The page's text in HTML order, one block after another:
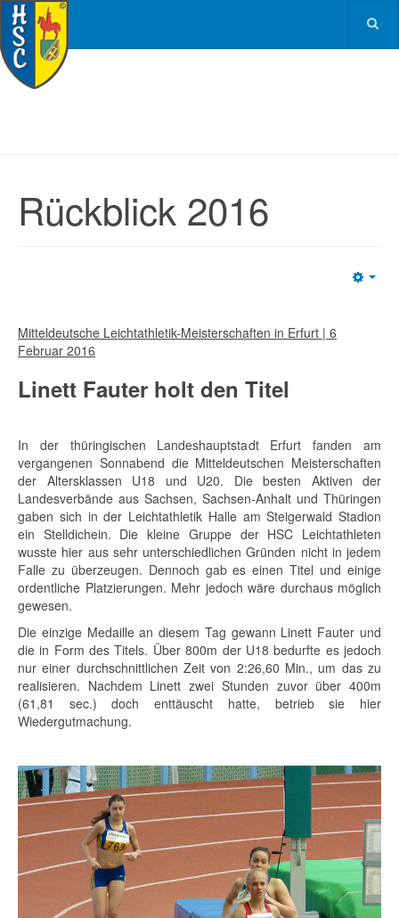
Rückblick 2016
Mitteldeutsche Leichtathletik-Meisterschaften in Erfurt | 6
Februar 2016
Linett Fauter holt den Titel
In der thüringischen Landeshauptstadt Erfurt fanden am
vergangenen Sonnabend die Mitteldeutschen Meisterschaften
der Altersklassen U18 und U20. Die besten Aktiven der
Landesverbände aus Sachsen, Sachsen-Anhalt und Thüringen
gaben sich in der Leichtathletik Halle am Steigerwald Stadion
ein Stelldichein. Die kleine Gruppe der HSC Leichtathleten
wusste hier aus sehr unterschiedlichen Gründen nicht in jedem
Falle zu überzeugen. Dennoch gab es einen Titel und einige
ordentliche Platzierungen. Mehr jedoch wäre durchaus möglich
gewesen.
Die einzige Medaille an diesem Tag gewann Linett Fauter und
die in Form des Titels. Über 800m der U18 bedurfte es jedoch
nur einer durchschnittlichen Zeit von 2:26,60 Min., um das zu
realisieren. Nachdem Linett zwei Stunden zuvor über 400m
(61,81 sec.) doch enttäuscht hatte, betrieb sie hier
Wiedergutmachung.